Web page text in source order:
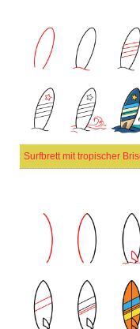
Surfbrett mit tropischer